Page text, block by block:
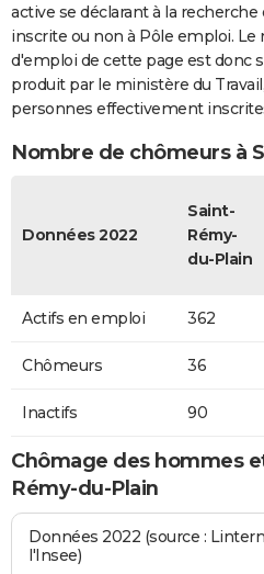
active se déclarant à la
inscrite ou non à Pôle emploi.
d'emploi de cette page est donc
produit par le ministère du
personnes effectivement
Nombre de chômeurs à
Données 2022
Saint-
Rémy-
du-Plain
Actifs en emploi 362
Chômeurs 36
Inactifs 90
Chômage des hommes
Rémy-du-Plain
Données 2022 (source :
l'Insee)